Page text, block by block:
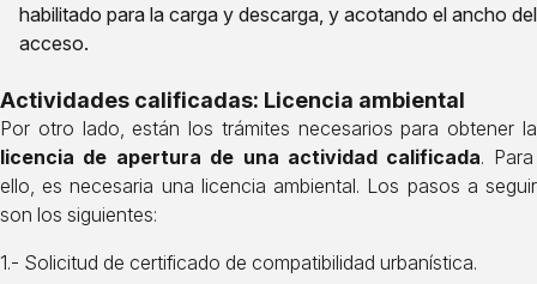
habilitado para la carga y descarga, y acotando el ancho del
acceso.
Actividades calificadas: Licencia ambiental
Por otro lado, están los trámites necesarios para obtener la
licencia de apertura de una actividad calificada. Para
ello, es necesaria una licencia ambiental. Los pasos a seguir
son los siguientes:
1.- Solicitud de certificado de compatibilidad urbanística.